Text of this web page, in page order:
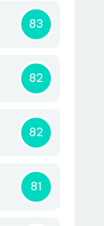
83
82
82
81